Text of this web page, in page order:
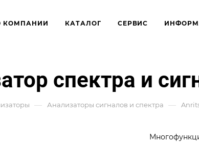
КОМПАНИИ КАТАЛОГ СЕРВИС
спектра и
— Анализаторы сигналов и спектра —